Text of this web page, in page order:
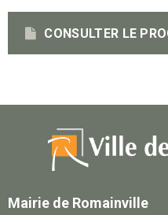
CONSULTER LE
Mairie de Romainville